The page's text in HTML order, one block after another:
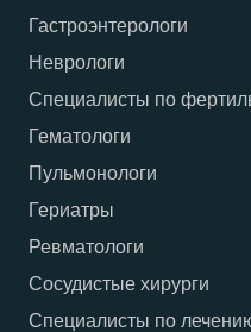
Гастроэнтерологи
Неврологи
Специалисты по
Гематологи
Пульмонологи
Гериатры
Ревматологи
Сосудистые хирурги
Специалисты по